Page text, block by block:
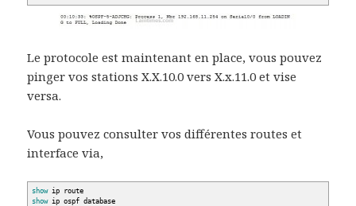
Le protocole est maintenant en place, vous pouvez
pinger vos stations X.X.10.0 vers X.x.11.0 et vise
versa.
Vous pouvez consulter vos différentes routes et
interface via,
showip route
showip ospf database